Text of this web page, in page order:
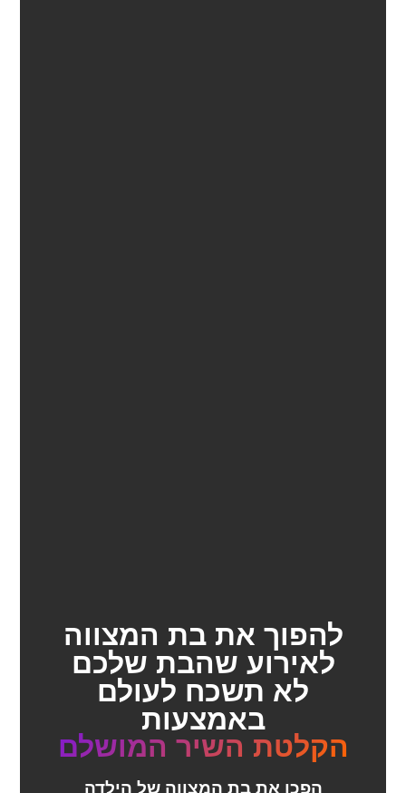
להפוך את בת המצווה
לאירוע שהבת שלכם
לא תשכח לעולם
באמצעות
הקלטת השיר המושלם
הפכו את בת המצווה של הילדה